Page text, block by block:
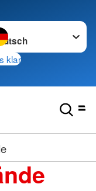
wechseln zu
klar